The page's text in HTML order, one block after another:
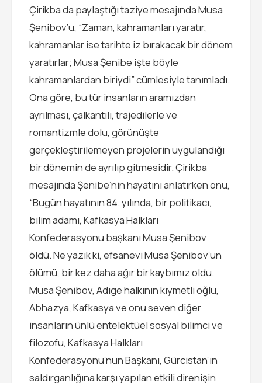
Çirikba da paylaştığı taziye mesajında Musa
Şenibov’u, “Zaman, kahramanları yaratır,
kahramanlar ise tarihte iz bırakacak bir dönem
yaratırlar; Musa Şenibe işte böyle
kahramanlardan biriydi” cümlesiyle tanımladı.
Ona göre, bu tür insanların aramızdan
ayrılması, çalkantılı, trajedilerle ve
romantizmle dolu, görünüşte
gerçekleştirilemeyen projelerin uygulandığı
bir dönemin de ayrılıp gitmesidir. Çirikba
mesajında Şenibe’nin hayatını anlatırken onu,
“Bugün hayatının 84. yılında, bir politikacı,
bilim adamı, Kafkasya Halkları
Konfederasyonu başkanı Musa Şenibov
öldü. Ne yazık ki, efsanevi Musa Şenibov’un
ölümü, bir kez daha ağır bir kaybımız oldu.
Musa Şenibov, Adıge halkının kıymetli oğlu,
Abhazya, Kafkasya ve onu seven diğer
insanların ünlü entelektüel sosyal bilimci ve
filozofu, Kafkasya Halkları
Konfederasyonu’nun Başkanı, Gürcistan’ın
saldırganlığına karşı yapılan etkili direnişin